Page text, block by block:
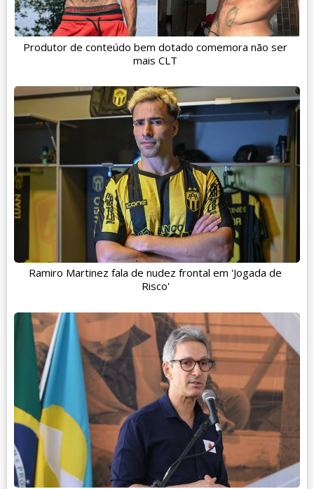
Produtor de conteúdo bem dotado comemora não ser
mais CLT
Ramiro Martinez fala de nudez frontal em 'Jogada de
Risco'